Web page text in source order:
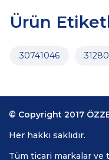
Ürün
30741046
© Copyright 2017
Her hakkı saklıdır.
Tüm ticari markalar ve